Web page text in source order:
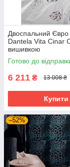
Двоспальний Євро
Dantela Vita Cinar
вишивкою
Готово до
6 211 ₴ 13 008 ₴
Купити
–52%